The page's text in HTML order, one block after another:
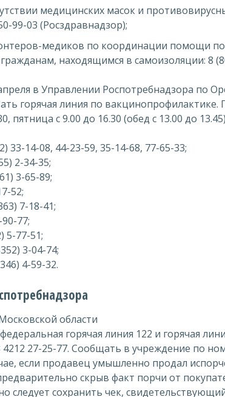
медицинских масок и
99-03 (Росздравнадзор);
медиков по координации помощи
находящимся в самоизоляции: 8
в Управлении Роспотребнадзора по
горячая линия по вакцинопрофилактике.
пятница с 9.00 до 16.30 (обед с 13.00 до
33-14-08, 44-23-59, 35-14-68, 77-65-33;
2-34-35;
3-65-89;
52;
7-18-41;
77;
5-77-51;
3-04-74;
4-59-32.
области
горячая линия 122 и горячая
27-25-77. Сообщать в учреждение по
если продавец умышленно продал
скрыв факт порчи от
следует сохранить чек,